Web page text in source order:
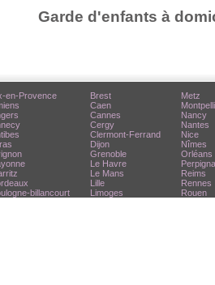
Garde d'enfants à
en-Provence
billancourt
Brest
Caen
Cannes
Cergy
Clermont-Ferrand
Dijon
Grenoble
Le Havre
Le Mans
Lille
Limoges
Metz
Nancy
Nantes
Nice
Nîmes
Orléans
Reims
Rennes
Rouen